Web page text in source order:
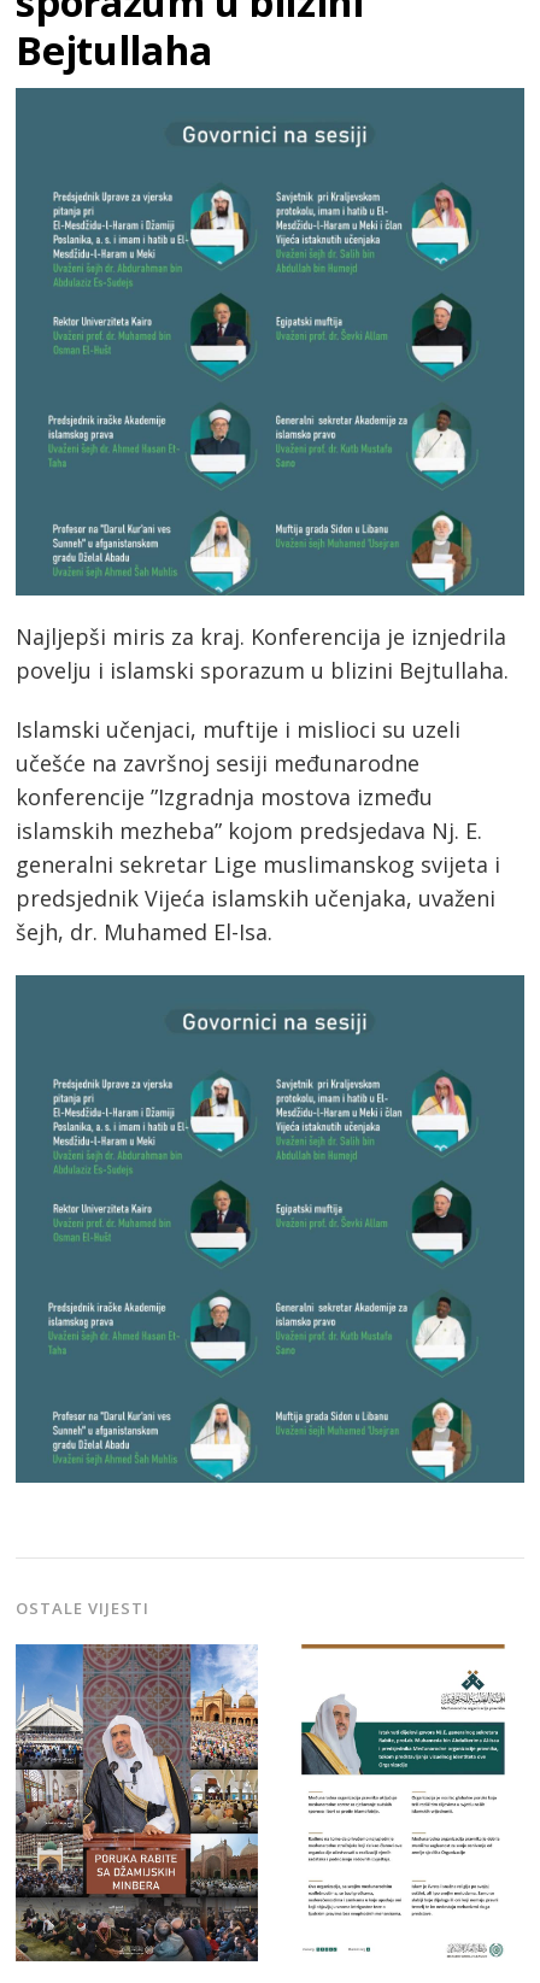
Bejtullaha
Najljepši miris za kraj. Konferencija je iznjedrila
povelju i islamski sporazum u blizini Bejtullaha.
Islamski učenjaci, muftije i mislioci su uzeli
učešće na završnoj sesiji međunarodne
konferencije ”Izgradnja mostova između
islamskih mezheba” kojom predsjedava Nj. E.
generalni sekretar Lige muslimanskog svijeta i
predsjednik Vijeća islamskih učenjaka, uvaženi
šejh, dr. Muhamed El-Isa.
OSTALE VIJESTI